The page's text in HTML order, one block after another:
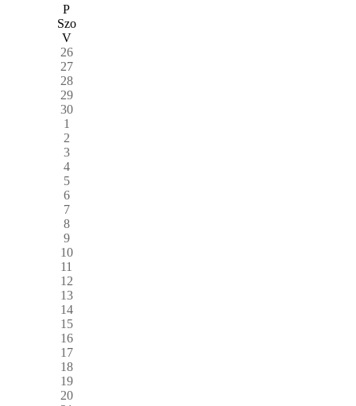
P
Szo
V
26
27
28
29
30
1
2
3
4
5
6
7
8
9
10
11
12
13
14
15
16
17
18
19
20